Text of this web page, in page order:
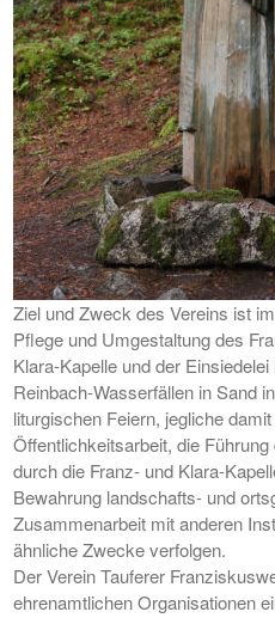
Ziel und Zweck des Vereins ist
Pflege und Umgestaltung des
Klara-Kapelle und der
Reinbach-Wasserfällen in Sand
liturgischen Feiern, jegliche
Öffentlichkeitsarbeit, die
durch die Franz- und Klara-
Bewahrung landschafts- und
Zusammenarbeit mit anderen
ähnliche Zwecke verfolgen.
Der Verein Tauferer
ehrenamtlichen Organisationen